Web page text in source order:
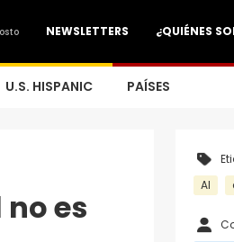
¿QUIÉNES
NEWSLETTERS
U.S. HISPANIC PAÍSES
es
AI